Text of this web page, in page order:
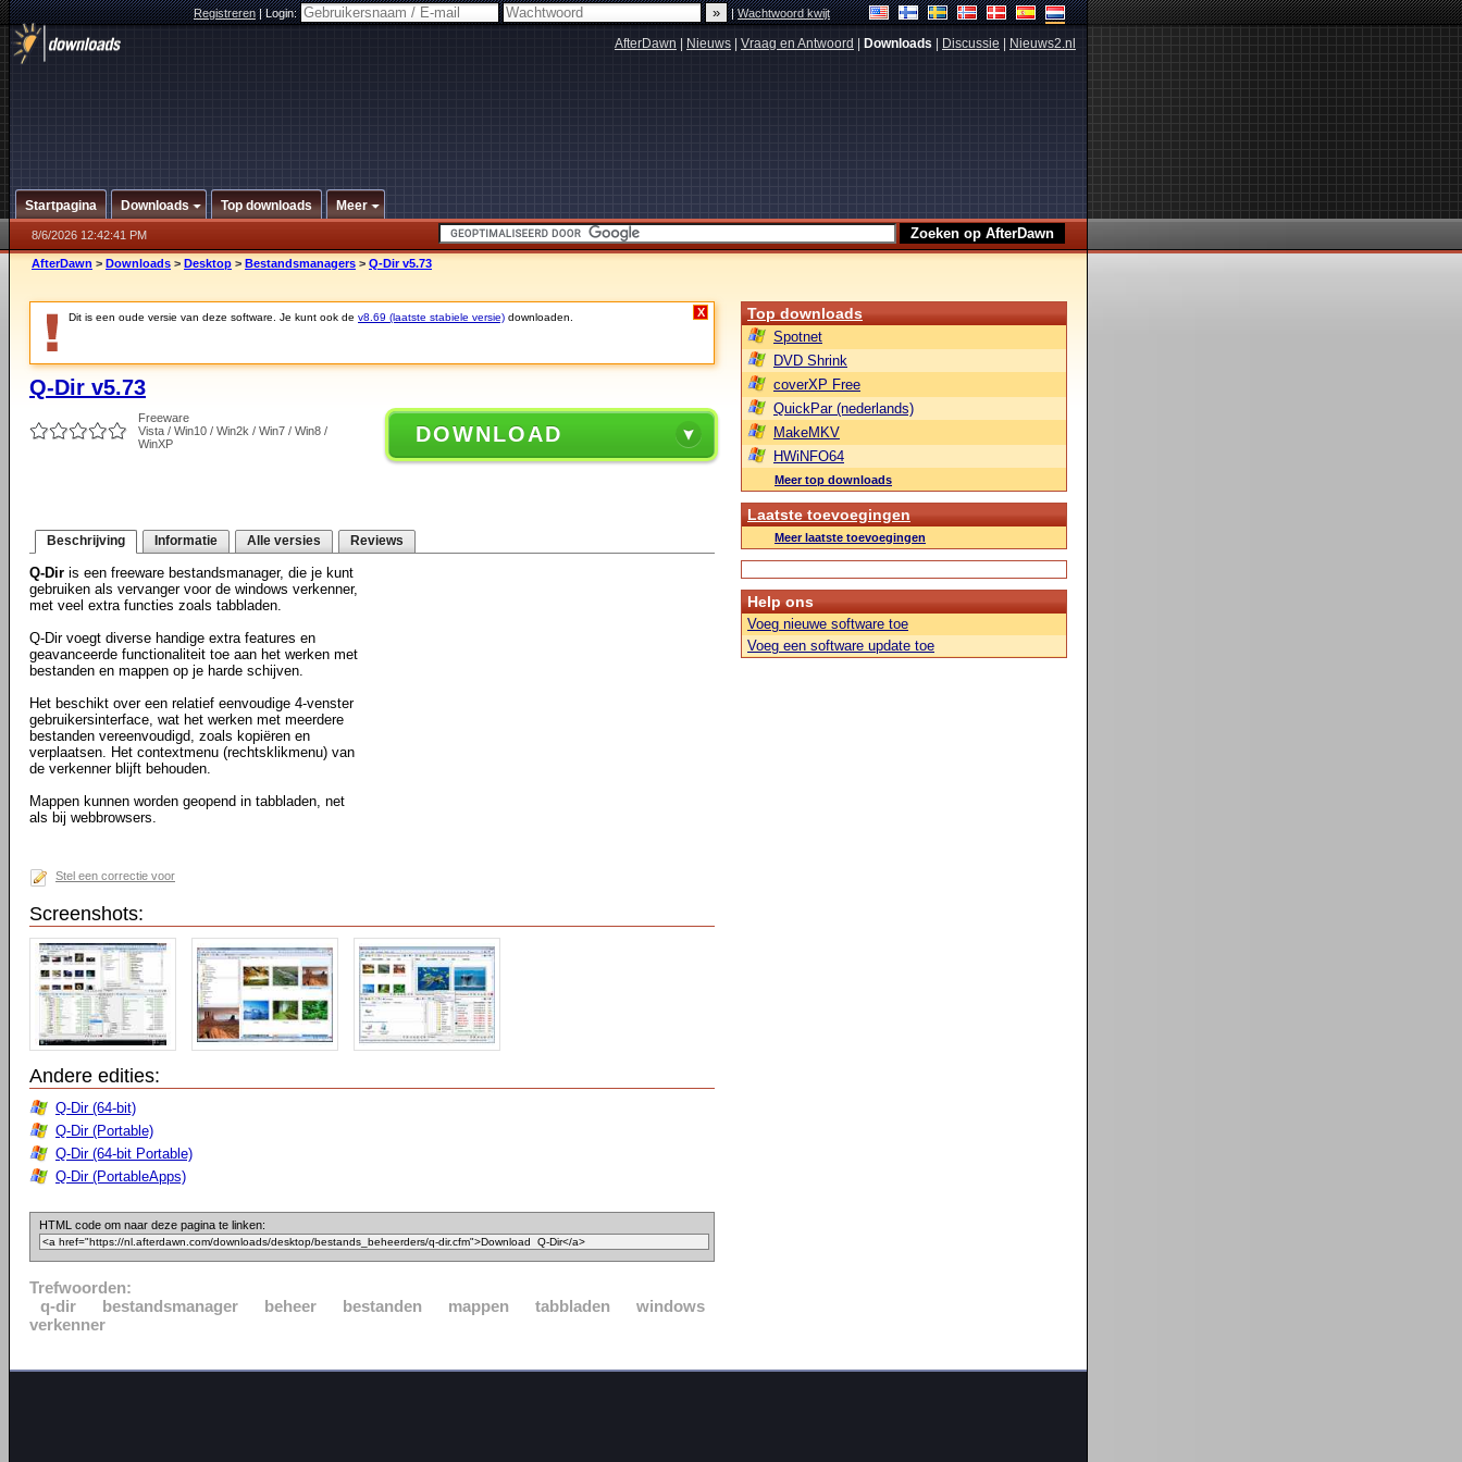
Registreren|Login: |Wachtwoord kwijt
AfterDawn Nieuws Vraag en Antwoord Downloads Discussie Nieuws2.nl
Startpagina Downloads Top downloads Meer
8/6/2026 12:42:41 PM
AfterDawn > Downloads > Desktop > Bestandsmanagers > Q-Dir v5.73
Dit is een oude versie van deze software. Je kunt ook de v8.69 (laatste stabiele versie) downloaden. X
Q-Dir v5.73
Freeware
Vista / Win10 / Win2k / Win7 / Win8 /
WinXP
DOWNLOAD
Beschrijving Informatie Alle versies Reviews
Q-Dir is een freeware bestandsmanager, die je kunt
gebruiken als vervanger voor de windows verkenner,
met veel extra functies zoals tabbladen.
Q-Dir voegt diverse handige extra features en
geavanceerde functionaliteit toe aan het werken met
bestanden en mappen op je harde schijven.
Het beschikt over een relatief eenvoudige 4-venster
gebruikersinterface, wat het werken met meerdere
bestanden vereenvoudigd, zoals kopiëren en
verplaatsen. Het contextmenu (rechtsklikmenu) van
de verkenner blijft behouden.
Mappen kunnen worden geopend in tabbladen, net
als bij webbrowsers.
Stel een correctie voor
Screenshots:
Andere edities:
Q-Dir (64-bit)
Q-Dir (Portable)
Q-Dir (64-bit Portable)
Q-Dir (PortableApps)
HTML code om naar deze pagina te linken:
Trefwoorden:
q-dir
bestandsmanager beheer bestanden mappen tabbladen
windows
verkenner
Top downloads
Spotnet
DVD Shrink
coverXP Free
QuickPar (nederlands)
MakeMKV
HWiNFO64
Meer top downloads
Laatste toevoegingen
Meer laatste toevoegingen
Help ons
Voeg nieuwe software toe
Voeg een software update toe